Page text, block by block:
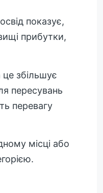
показує,
прибутки,
це збільшує
пересувань
перевагу
місці або